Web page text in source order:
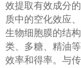
效提取有效成分
质中的空化效应
生物细胞膜的结
类、多糖、精油
效率和得率。与